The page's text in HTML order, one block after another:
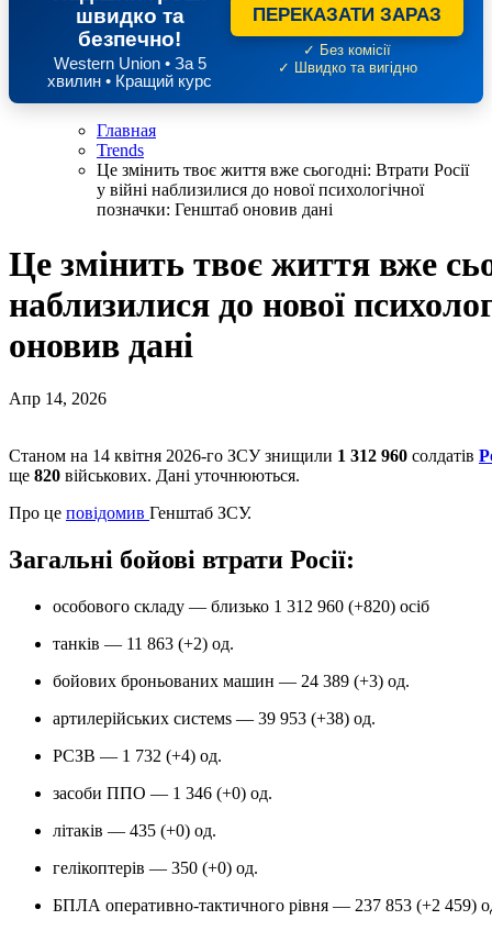
швидко та
безпечно!
Western Union • За 5
хвилин • Кращий курс
ПЕРЕКАЗАТИ ЗАРАЗ
✓ Без комісії
✓ Швидко та вигідно
Главная
Trends
Це змінить твоє життя вже сьогодні: Втрати Росії
у війні наблизилися до нової психологічної
позначки: Генштаб оновив дані
Це змінить твоє життя вже
наблизилися до нової
оновив дані
Апр 14, 2026
Станом на 14 квітня 2026-го ЗСУ знищили 1 312 960 солдатів
ще 820 військових. Дані уточнюються.
Про це повідомив Генштаб ЗСУ.
Загальні бойові втрати Росії:
особового складу — близько 1 312 960 (+820) осіб
танків — 11 863 (+2) од.
бойових броньованих машин — 24 389 (+3) од.
артилерійських системs — 39 953 (+38) од.
РСЗВ — 1 732 (+4) од.
засоби ППО — 1 346 (+0) од.
літаків — 435 (+0) од.
гелікоптерів — 350 (+0) од.
БПЛА оперативно-тактичного рівня — 237 853 (+2 459)